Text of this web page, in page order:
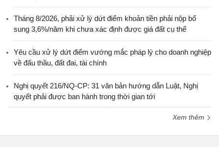
Tháng 8/2026, phải xử lý dứt điểm khoản tiền phải nộp bổ
sung 3,6%/năm khi chưa xác định được giá đất cụ thể
Yêu cầu xử lý dứt điểm vướng mắc pháp lý cho doanh nghiệp
về đấu thầu, đất đai, tài chính
Nghị quyết 216/NQ-CP: 31 văn bản hướng dẫn Luật, Nghị
quyết phải được ban hành trong thời gian tới
Xem thêm